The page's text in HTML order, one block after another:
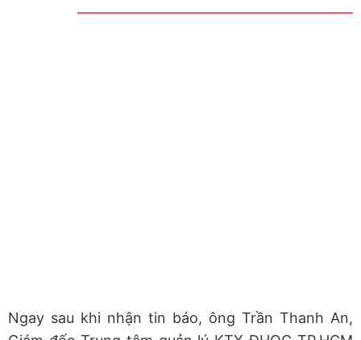
Ngay sau khi nhận tin báo, ông Trần Thanh An,